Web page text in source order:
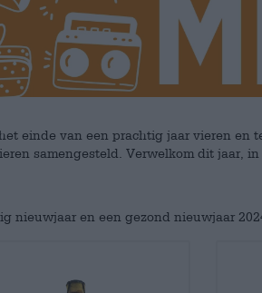
einde van een prachtig jaar vieren
samengesteld. Verwelkom dit jaar,
nieuwjaar en een gezond nieuwjaar